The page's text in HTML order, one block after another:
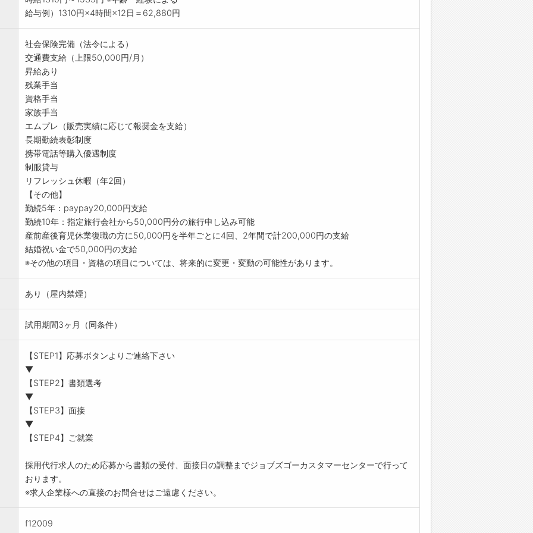
給与例）1310円×4時間×12日＝62,880円
社会保険完備（法令による）
交通費支給（上限50,000円/月）
昇給あり
残業手当
資格手当
家族手当
エムプレ（販売実績に応じて報奨金を支給）
長期勤続表彰制度
携帯電話等購入優遇制度
制服貸与
リフレッシュ休暇（年2回）
【その他】
勤続5年：paypay20,000円支給
勤続10年：指定旅行会社から50,000円分の旅行申し込み可能
産前産後育児休業復職の方に50,000円を半年ごとに4回、2年間で計200,000円の支給
結婚祝い金で50,000円の支給
※その他の項目・資格の項目については、将来的に変更・変動の可能性があります。
あり（屋内禁煙）
試用期間3ヶ月（同条件）
【STEP1】応募ボタンよりご連絡下さい
▼
【STEP2】書類選考
▼
【STEP3】面接
▼
【STEP4】ご就業
採用代行求人のため応募から書類の受付、面接日の調整までジョブズゴーカスタマーセンターで行って
おります。
※求人企業様への直接のお問合せはご遠慮ください。
f12009